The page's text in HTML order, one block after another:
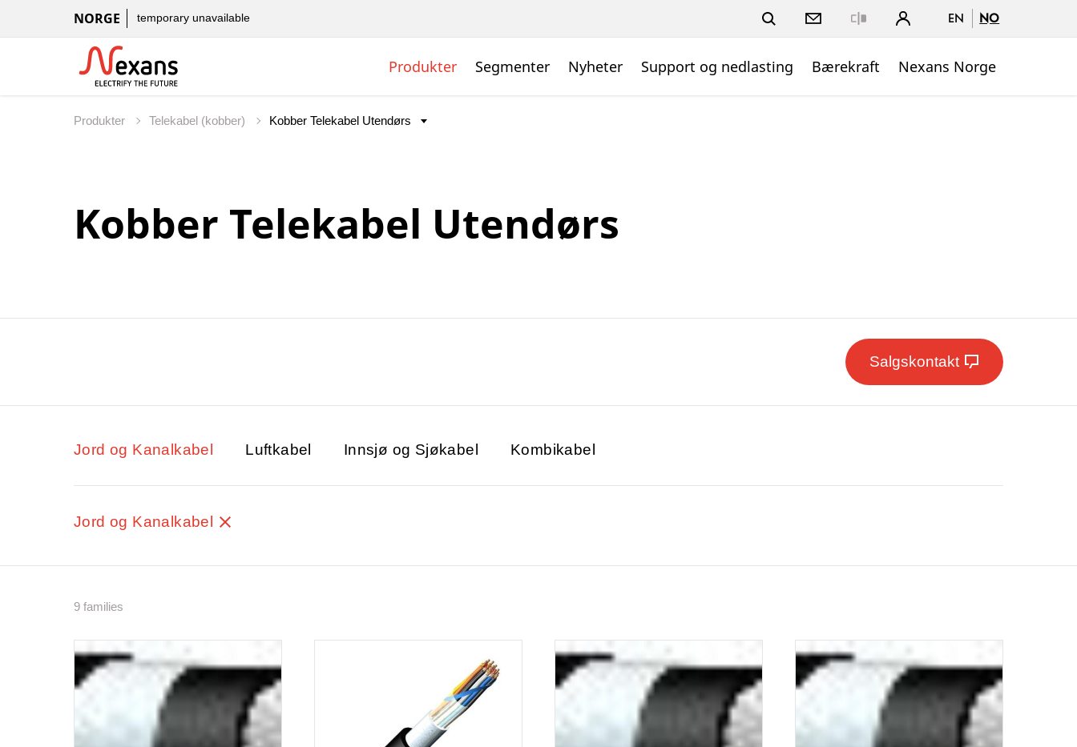
NORGE temporary unavailable EN NO
Produkter Segmenter Nyheter Support og nedlasting Bærekraft Nexans Norge
Produkter Telekabel (kobber)
Kobber Telekabel Utendørs
Salgskontakt
Jord og Kanalkabel Luftkabel Innsjø og Sjøkabel Kombikabel
Jord og Kanalkabel
9 families